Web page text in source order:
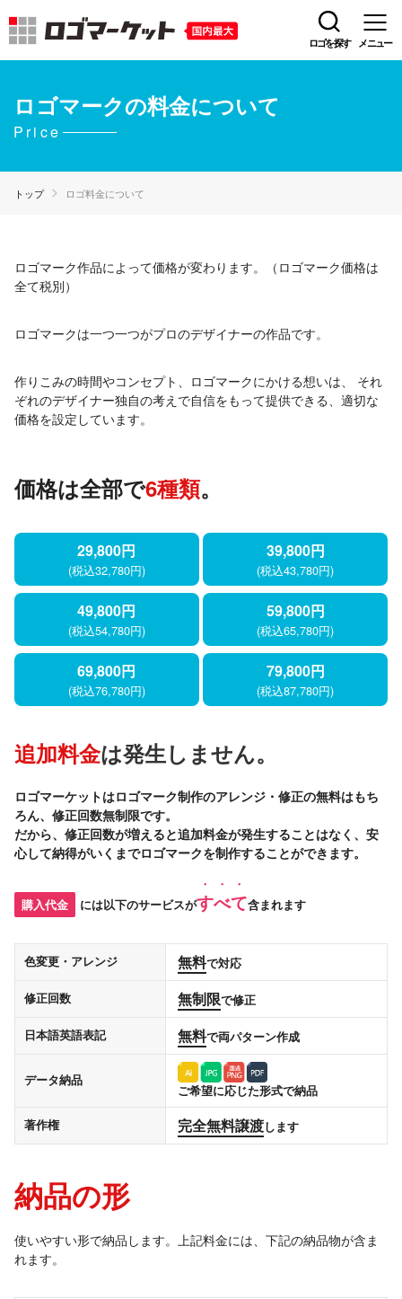
ロゴを探す メニュー
ロゴマークの料金について
Price
トップ ロゴ料金について
ロゴマーク作品によって価格が変わります。（ロゴマーク価格は
全て税別）
ロゴマークは一つ一つがプロのデザイナーの作品です。
作りこみの時間やコンセプト、ロゴマークにかける想いは、
それ
ぞれのデザイナー独自の考えで自信をもって提供できる、適切な
価格を設定しています。
価格は全部で6種類。
29,800円
(税込32,780円)
39,800円
(税込43,780円)
49,800円
(税込54,780円)
59,800円
(税込65,780円)
69,800円
(税込76,780円)
79,800円
(税込87,780円)
追加料金は発生しません。
ロゴマーケットはロゴマーク制作のアレンジ・修正の無料はもち
ろん、修正回数無制限です。
だから、修正回数が増えると追加料金が発生することはなく、安
心して納得がいくまでロゴマークを制作することができます。
購入代金 には以下のサービスがすべて含まれます
色変更・アレンジ 無料で対応
修正回数 無制限で修正
日本語英語表記 無料で両パターン作成
データ納品
ご希望に応じた形式で納品
著作権 完全無料譲渡します
納品の形
使いやすい形で納品します。上記料金には、下記の納品物が含ま
れます。